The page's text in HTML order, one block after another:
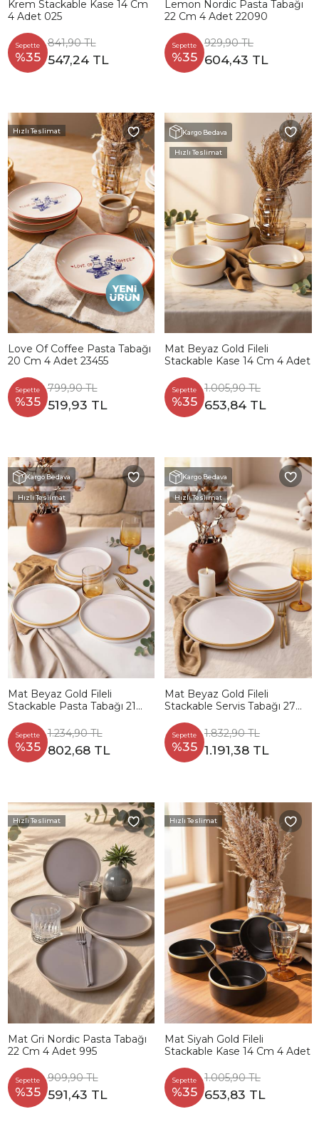
Krem Stackable Kase 14 Cm
4 Adet 025
Sepette
%35
841,90 TL
547,24 TL
Lemon Nordic Pasta Tabağı
22 Cm 4 Adet 22090
Sepette
%35
929,90 TL
604,43 TL
Hızlı Teslimat
Love Of Coffee Pasta Tabağı
20 Cm 4 Adet 23455
Sepette
%35
799,90 TL
519,93 TL
Kargo Bedava
Hızlı Teslimat
Mat Beyaz Gold Fileli
Stackable Kase 14 Cm 4 Adet
Sepette
%35
1.005,90 TL
653,84 TL
Kargo Bedava
Hızlı Teslimat
Mat Beyaz Gold Fileli
Stackable Pasta Tabağı 21
Sepette
%35
1.234,90 TL
802,68 TL
Kargo Bedava
Hızlı Teslimat
Mat Beyaz Gold Fileli
Stackable Servis Tabağı 27
Sepette
%35
1.832,90 TL
1.191,38 TL
Hızlı Teslimat
Mat Gri Nordic Pasta Tabağı
22 Cm 4 Adet 995
Sepette
%35
909,90 TL
591,43 TL
Hızlı Teslimat
Mat Siyah Gold Fileli
Stackable Kase 14 Cm 4 Adet
Sepette
%35
1.005,90 TL
653,83 TL